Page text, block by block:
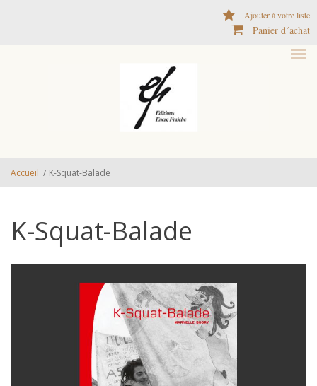
Ajouter à votre liste
Panier d´achat
Accueil / K-Squat-Balade
K-Squat-Balade